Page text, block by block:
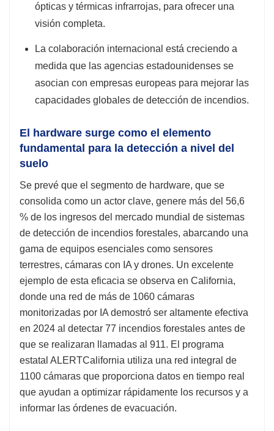
ópticas y térmicas infrarrojas, para ofrecer una
visión completa.
La colaboración internacional está creciendo a
medida que las agencias estadounidenses se
asocian con empresas europeas para mejorar las
capacidades globales de detección de incendios.
El hardware surge como el elemento
fundamental para la detección a nivel del
suelo
Se prevé que el segmento de hardware, que se
consolida como un actor clave, genere más del 56,6
% de los ingresos del mercado mundial de sistemas
de detección de incendios forestales, abarcando una
gama de equipos esenciales como sensores
terrestres, cámaras con IA y drones. Un excelente
ejemplo de esta eficacia se observa en California,
donde una red de más de 1060 cámaras
monitorizadas por IA demostró ser altamente efectiva
en 2024 al detectar 77 incendios forestales antes de
que se realizaran llamadas al 911. El programa
estatal ALERTCalifornia utiliza una red integral de
1100 cámaras que proporciona datos en tiempo real
que ayudan a optimizar rápidamente los recursos y a
informar las órdenes de evacuación.